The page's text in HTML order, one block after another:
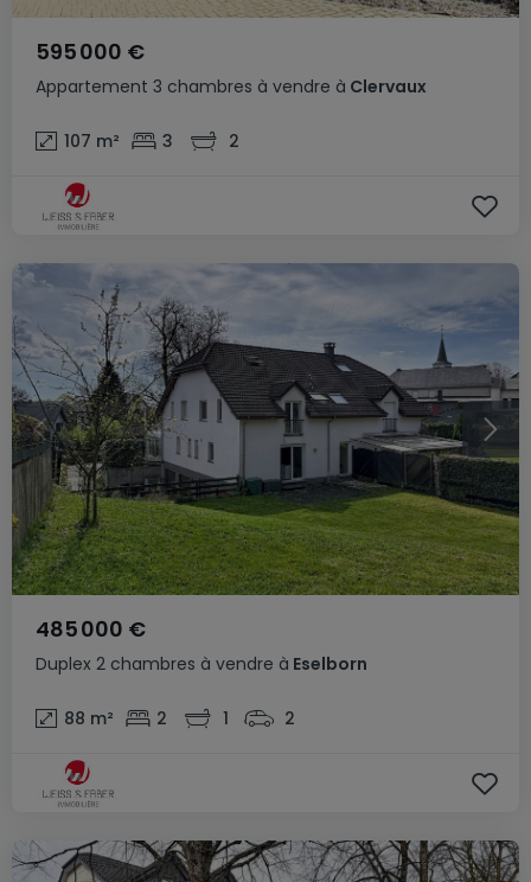
Appartement 3 chambres à vendre à Clervaux
595 000 €
107 m² 3 2
Duplex 2 chambres à vendre à Eselborn
485 000 €
88 m² 2 1 2